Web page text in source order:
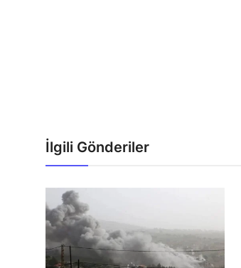
İlgili Gönderiler